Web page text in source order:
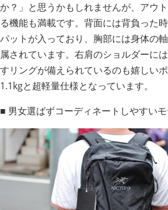
か？」と思うかもしれませんが、アウ
る機能も満載です。背面には背負った
パットが入っており、胸部には身体の
属されています。右肩のショルダーに
すリングが備えられているのも嬉しい
1.1kgと超軽量仕様となっています。
■ 男女選ばずコーディネートしやすいモ